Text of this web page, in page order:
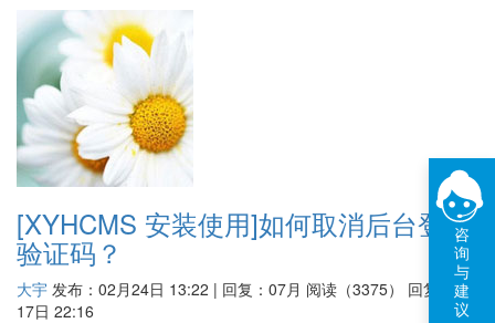
[XYHCMS 安装使用]如何取消后台登录
验证码？
阅读（3375） 回复（3）
大宇 发布：02月24日 13:22 | 回复：07月
17日 22:16
咨
询
与
建
议